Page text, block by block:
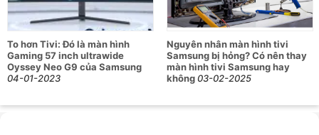
To hơn Tivi: Đó là màn hình
Gaming 57 inch ultrawide
Oyssey Neo G9 của Samsung
04-01-2023
Nguyên nhân màn hình tivi
Samsung bị hỏng? Có nên thay
màn hình tivi Samsung hay
không03-02-2025